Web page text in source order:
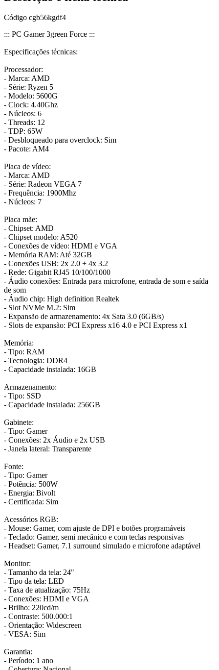
Código cgb56kgdf4
::: PC Gamer 3green Force :::
Especificações técnicas:
Processador:
- Marca: AMD
- Série: Ryzen 5
- Modelo: 5600G
- Clock: 4.40Ghz
- Núcleos: 6
- Threads: 12
- TDP: 65W
- Desbloqueado para overclock: Sim
- Pacote: AM4
Placa de vídeo:
- Marca: AMD
- Série: Radeon VEGA 7
- Frequência: 1900Mhz
- Núcleos: 7
Placa mãe:
- Chipset: AMD
- Chipset modelo: A520
- Conexões de vídeo: HDMI e VGA
- Memória RAM: Até 32GB
- Conexões USB: 2x 2.0 + 4x 3.2
- Rede: Gigabit RJ45 10/100/1000
- Áudio conexões: Entrada para microfone, entrada de som e saída
de som
- Áudio chip: High definition Realtek
- Slot NVMe M.2: Sim
- Expansão de armazenamento: 4x Sata 3.0 (6GB/s)
- Slots de expansão: PCI Express x16 4.0 e PCI Express x1
Memória:
- Tipo: RAM
- Tecnologia: DDR4
- Capacidade instalada: 16GB
Armazenamento:
- Tipo: SSD
- Capacidade instalada: 256GB
Gabinete:
- Tipo: Gamer
- Conexões: 2x Áudio e 2x USB
- Janela lateral: Transparente
Fonte:
- Tipo: Gamer
- Potência: 500W
- Energia: Bivolt
- Certificada: Sim
Acessórios RGB:
- Mouse: Gamer, com ajuste de DPI e botões programáveis
- Teclado: Gamer, semi mecânico e com teclas responsivas
- Headset: Gamer, 7.1 surround simulado e microfone adaptável
Monitor:
- Tamanho da tela: 24"
- Tipo da tela: LED
- Taxa de atualização: 75Hz
- Conexões: HDMI e VGA
- Brilho: 220cd/m
- Contraste: 500.000:1
- Orientação: Widescreen
- VESA: Sim
Garantia:
- Período: 1 ano